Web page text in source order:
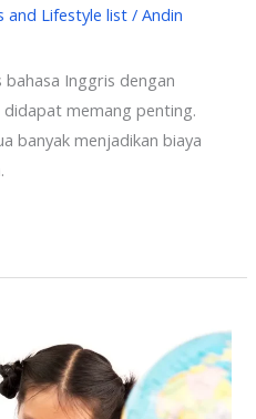
and Lifestyle list /Andin
Inggris dengan
memang penting.
banyak menjadikan biaya